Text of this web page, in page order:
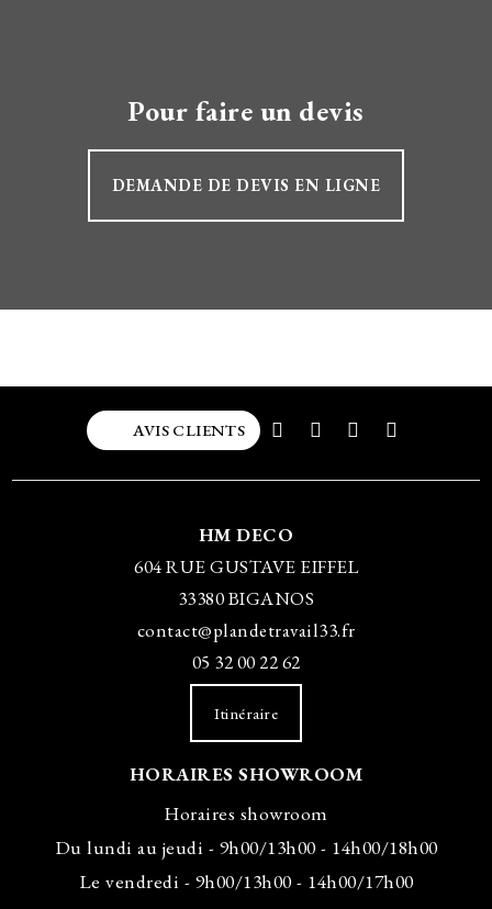
Pour faire un devis
DEMANDE DE DEVIS EN LIGNE
AVIS CLIENTS
HM DECO
604 RUE GUSTAVE EIFFEL
33380 BIGANOS
contact@plandetravail33.fr
05 32 00 22 62
Itinéraire
HORAIRES SHOWROOM
Horaires showroom
Du lundi au jeudi - 9h00/13h00 - 14h00/18h00
Le vendredi - 9h00/13h00 - 14h00/17h00